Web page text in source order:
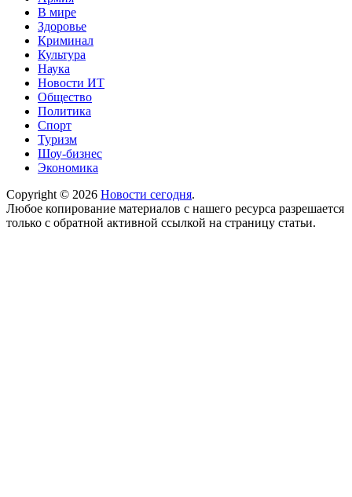
В мире
Здоровье
Криминал
Культура
Наука
Новости ИТ
Общество
Политика
Спорт
Туризм
Шоу-бизнес
Экономика
Copyright © 2026 Новости сегодня.
Любое копирование материалов с нашего ресурса разрешается
только с обратной активной ссылкой на страницу статьи.